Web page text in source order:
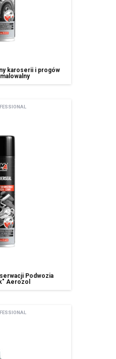
karoserii i progów
Podwozia
Aerozol
dobrowolne ale niezbędne do